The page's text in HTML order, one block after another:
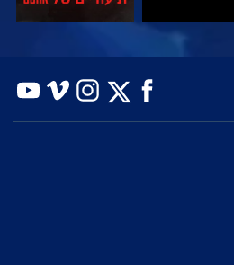
בדוק את הסדרה